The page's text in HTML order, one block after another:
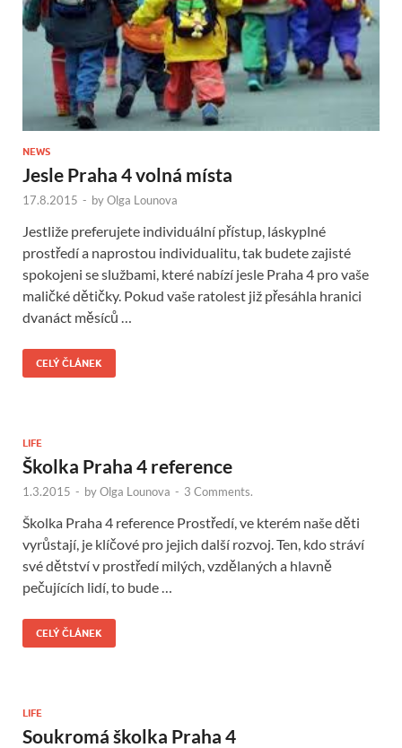
NEWS
Jesle Praha 4 volná místa
17.8.2015 - byOlga Lounova
Jestliže preferujete individuální přístup, láskyplné
prostředí a naprostou individualitu, tak budete zajisté
spokojeni se službami, které nabízí jesle Praha 4 pro vaše
maličké dětičky. Pokud vaše ratolest již přesáhla hranici
dvanáct měsíců …
CELÝ ČLÁNEK
LIFE
Školka Praha 4 reference
1.3.2015 - byOlga Lounova - 3 Comments.
Školka Praha 4 reference Prostředí, ve kterém naše děti
vyrůstají, je klíčové pro jejich další rozvoj. Ten, kdo stráví
své dětství v prostředí milých, vzdělaných a hlavně
pečujících lidí, to bude …
CELÝ ČLÁNEK
LIFE
Soukromá školka Praha 4